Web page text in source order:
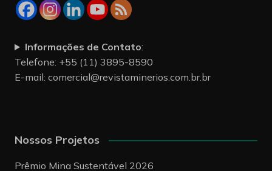
Informações de Contato:
Telefone: +55 (11) 3895-8590
E-mail: comercial@revistaminerios.com.br.br
Nossos Projetos
Prêmio Mina Sustentável 2026